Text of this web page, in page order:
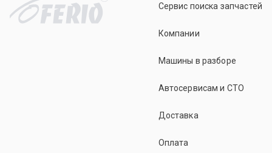
Сервис поиска запчастей
Компании
Машины в разборе
Автосервисам и СТО
Доставка
Оплата